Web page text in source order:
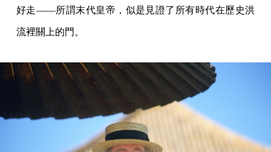
好走——所謂末代皇帝，似是見證了所有時代在歷史洪
流裡關上的門。